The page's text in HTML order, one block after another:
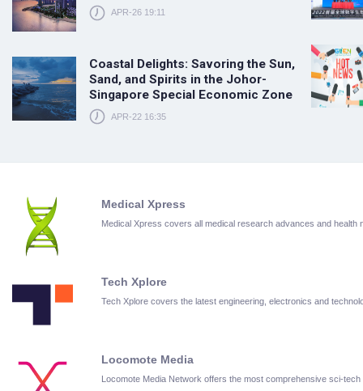
APR-26 19:11
Coastal Delights: Savoring the Sun,
Sand, and Spirits in the Johor-
Singapore Special Economic Zone
APR-22 16:35
Medical Xpress
Medical Xpress covers all medical research advances and health
Tech Xplore
Tech Xplore covers the latest engineering, electronics and
Locomote Media
Locomote Media Network offers the most comprehensive sci-